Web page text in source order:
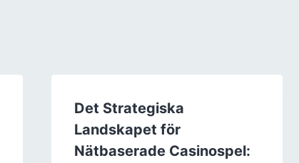
Det Strategiska
Landskapet för
Nätbaserade Casinospel: